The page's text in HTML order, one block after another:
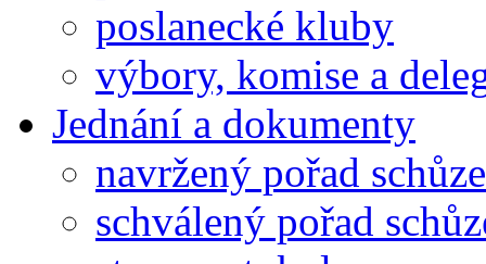
poslanecké kluby
výbory, komise a
Jednání a dokumenty
navržený pořad schůze
schválený pořad